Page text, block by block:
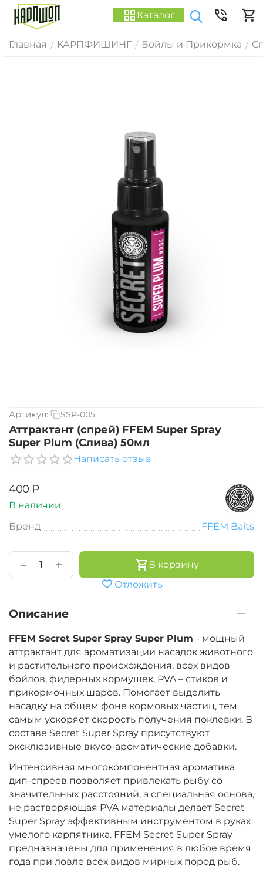
Каталог
Главная / КАРПФИШИНГ / Бойлы и Прикормка /
Артикул: SSP-005
Аттрактант (спрей) FFEM Super Spray
Super Plum (Слива) 50мл
Написать отзыв
‍400‍ ₽
В наличии
Бренд
FFEM Baits
+
−
В корзину
Отложить
Описание
FFEM Secret Super Spray Super Plum - мощный
аттрактант для ароматизации насадок животного
и растительного происхождения, всех видов
бойлов, фидерных кормушек, PVA – стиков и
прикормочных шаров. Помогает выделить
насадку на общем фоне кормовых частиц, тем
самым ускоряет скорость получения поклевки. В
составе Secret Super Spray присутствуют
эксклюзивные вкусо-ароматические добавки.
Интенсивная многокомпонентная ароматика
дип-спреев позволяет привлекать рыбу со
значительных расстояний, а специальная основа,
не растворяющая PVA материалы делает Secret
Super Spray эффективным инструментом в руках
умелого карпятника. FFEM Secret Super Spray
предназначены для применения в любое время
года при ловле всех видов мирных пород рыб.